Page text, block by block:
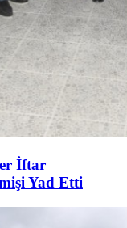
İftar
Yad Etti